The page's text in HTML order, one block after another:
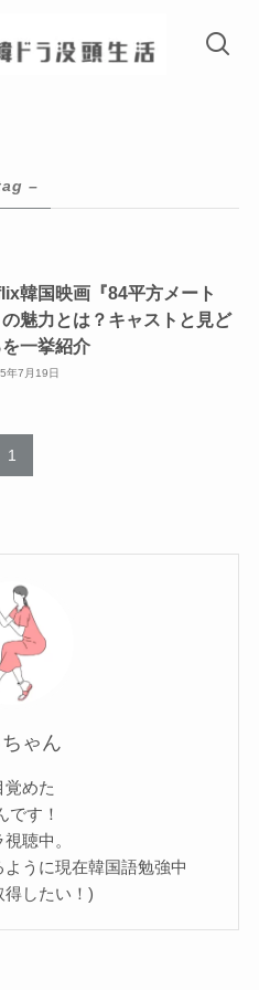
–
韓国映画『84平方メート
魅力とは？キャストと見ど
一挙紹介
年7月19日
1
ゃん
覚めた
です！
聴中。
うに現在韓国語勉強中
得したい！)